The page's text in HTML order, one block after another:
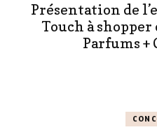
Présentation de
Touch à
Parfums +